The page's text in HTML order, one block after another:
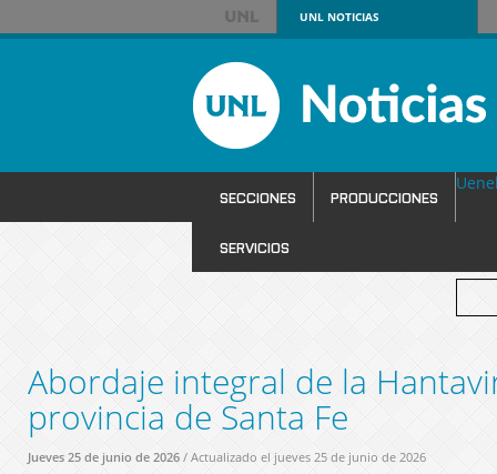
UNLNOTICIAS
SECCIONES PRODUCCIONES
SERVICIOS
Abordaje integral de la
provincia de Santa Fe
Jueves 25 de junio de 2026 / Actualizado el jueves 25 de junio de 2026